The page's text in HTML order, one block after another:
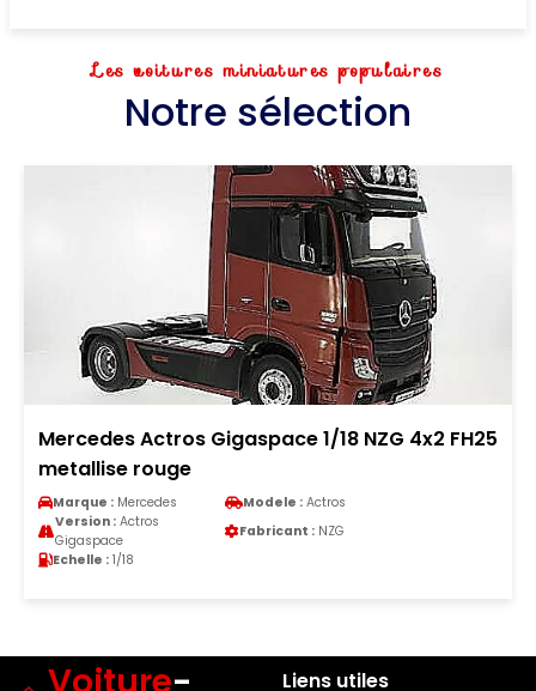
Les voitures miniatures populaires
Notre sélection
Mercedes Actros Gigaspace 1/18 NZG 4x2 FH25
metallise rouge
Marque : Mercedes Modele : Actros
Version :Actros
Gigaspace
Fabricant : NZG
Echelle : 1/18
Liens utiles